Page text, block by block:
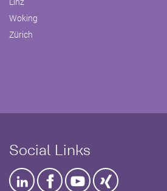
Woking
Zürich
Social Links